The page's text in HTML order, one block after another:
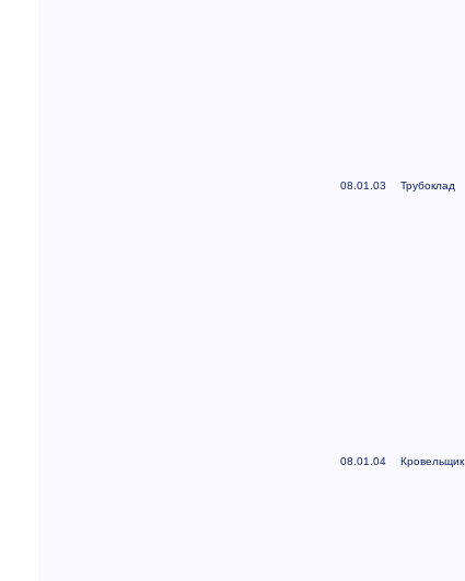
08.01.03 Трубоклад
08.01.04 Кровельщик